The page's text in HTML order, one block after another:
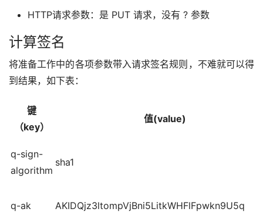
HTTP请求参数：是 PUT 请求，没有 ? 参数
计算签名
将准备工作中的各项参数带入请求签名规则，不难就可以得
到结果，如下表：
键
（key）
值(value)
q-sign-
algorithm
sha1
q-ak AKIDQjz3ltompVjBni5LitkWHFlFpwkn9U5q